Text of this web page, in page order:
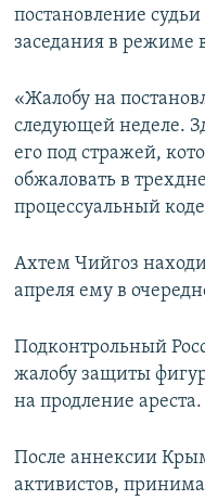
постановление
заседания в режиме
«Жалобу на
следующей неделе.
его под стражей,
обжаловать в
процессуальный
Ахтем Чийгоз
апреля ему в
Подконтрольный
жалобу защиты
на продление ареста.
После аннексии
активистов,